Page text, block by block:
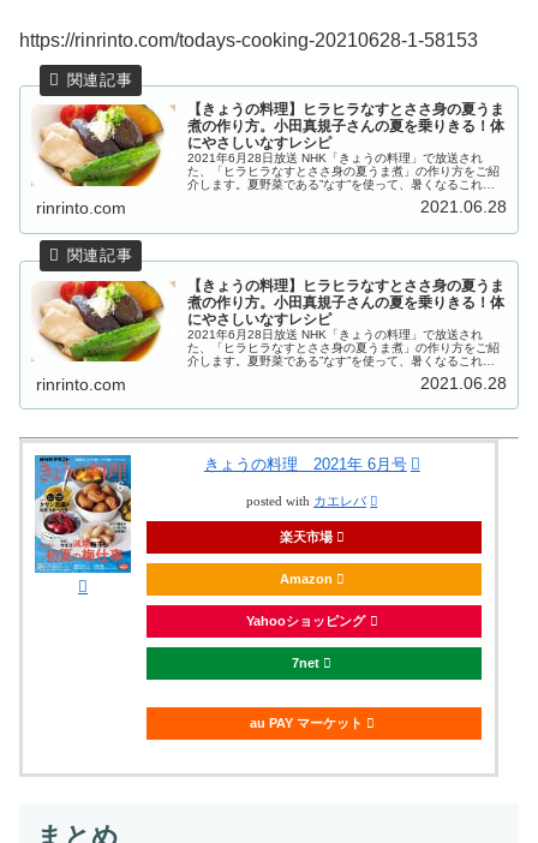
https://rinrinto.com/todays-cooking-20210628-1-58153
【きょうの料理】ヒラヒラなすとささ身の夏うま
煮の作り方。小田真規子さんの夏を乗りきる！体
にやさしいなすレシピ
2021年6月28日放送 NHK「きょうの料理」で放送され
た、「ヒラヒラなすとささ身の夏うま煮」の作り方をご紹
介します。夏野菜である”なす”を使って、暑くなるこれか
rinrinto.com 2021.06.28
【きょうの料理】ヒラヒラなすとささ身の夏うま
煮の作り方。小田真規子さんの夏を乗りきる！体
にやさしいなすレシピ
2021年6月28日放送 NHK「きょうの料理」で放送され
た、「ヒラヒラなすとささ身の夏うま煮」の作り方をご紹
介します。夏野菜である”なす”を使って、暑くなるこれか
rinrinto.com 2021.06.28
きょうの料理 2021年 6月号
posted with カエレバ
楽天市場
Amazon
Yahooショッピング
7net
au PAY マーケット
まとめ